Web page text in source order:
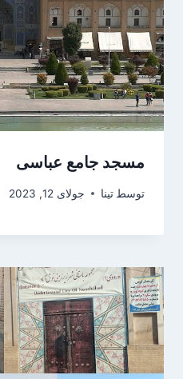
مسجد جامع عباسی
توسط تینا جولای 12, 2023